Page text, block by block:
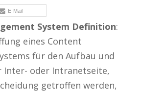
E-Mail
System Definition:
eines Content
für den Aufbau und
Inter- oder Intranetseite,
getroffen werden,